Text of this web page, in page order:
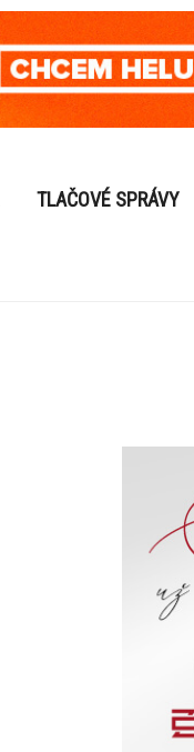
TLAČOVÉ SPRÁVY